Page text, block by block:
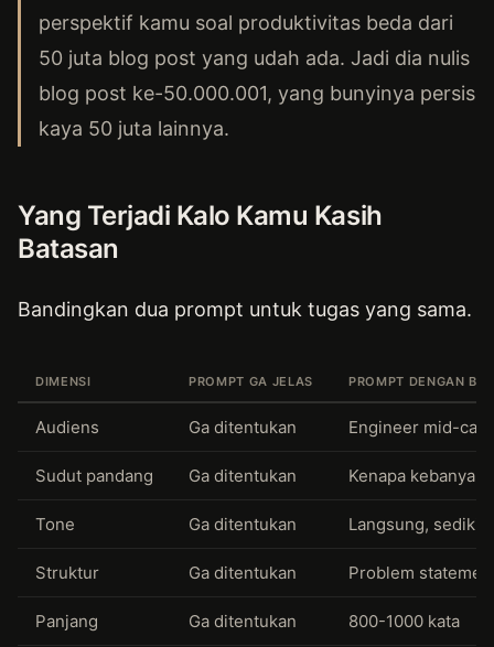
perspektif kamu soal produktivitas beda dari
50 juta blog post yang udah ada. Jadi dia nulis
blog post ke-50.000.001, yang bunyinya persis
kaya 50 juta lainnya.
Yang Terjadi Kalo Kamu Kasih
Batasan
Bandingkan dua prompt untuk tugas yang sama.
DIMENSI PROMPT GA JELAS PROMPT DENGAN
Audiens Ga ditentukan Engineer mid-
Sudut pandang Ga ditentukan Kenapa
Tone Ga ditentukan Langsung, sedikit
Struktur Ga ditentukan Problem
Panjang Ga ditentukan 800-1000 kata